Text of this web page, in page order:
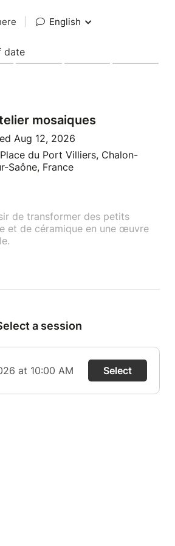
English
date
mosaiques
Aug 12, 2026
du Port Villiers, Chalon-
Saône, France
de transformer des petits
et de céramique en une œuvre
a session
at 10:00 AM Select